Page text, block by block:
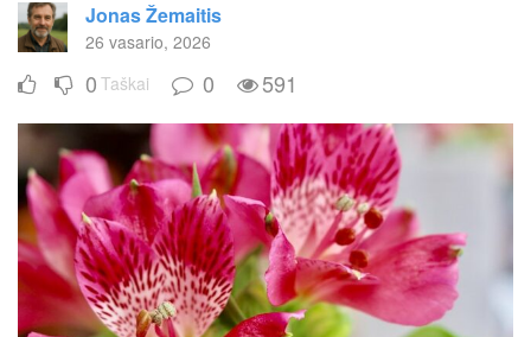
Jonas Žemaitis
26 vasario, 2026
0 Taškai 0 591